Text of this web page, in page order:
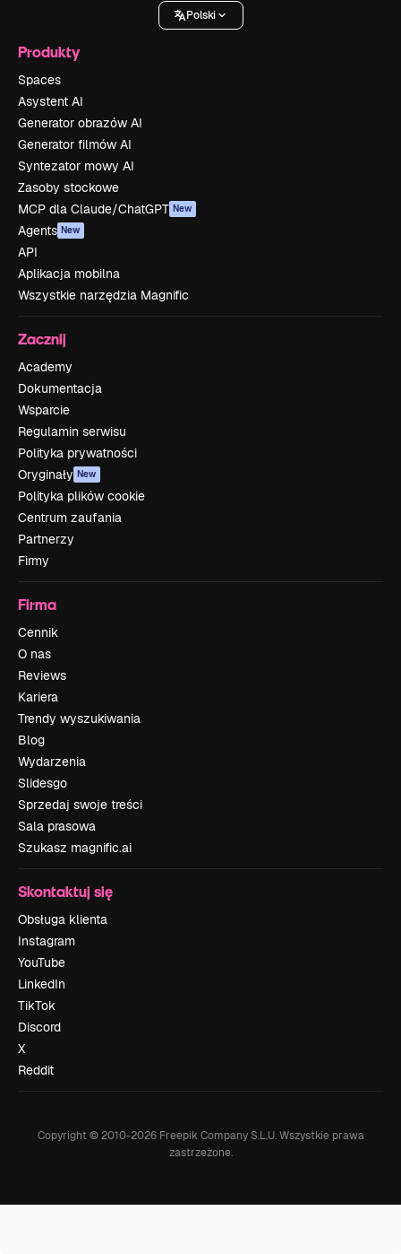
Polski
Produkty
Spaces
Asystent AI
Generator obrazów AI
Generator filmów AI
Syntezator mowy AI
Zasoby stockowe
MCP dla Claude/ChatGPT New
Agents New
API
Aplikacja mobilna
Wszystkie narzędzia Magnific
Zacznij
Academy
Dokumentacja
Wsparcie
Regulamin serwisu
Polityka prywatności
Oryginały New
Polityka plików cookie
Centrum zaufania
Partnerzy
Firmy
Firma
Cennik
O nas
Reviews
Kariera
Trendy wyszukiwania
Blog
Wydarzenia
Slidesgo
Sprzedaj swoje treści
Sala prasowa
Szukasz magnific.ai
Skontaktuj się
Obsługa klienta
Instagram
YouTube
LinkedIn
TikTok
Discord
X
Reddit
Copyright © 2010-2026Freepik Company S.L.U. Wszystkie prawa
zastrzeżone.